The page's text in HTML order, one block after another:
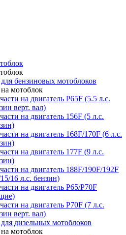
бензиновых мотоблоков
мотоблок
на двигатель P65F (5.5 л.с.
верт. вал)
на двигатель 156F (5 л.с.
на двигатель 168F/170F (6 л.с.
на двигатель 177F (9 л.с.
на двигатель 188F/190F/192F
16 л.с. бензин)
на двигатель P65/P70F
на двигатель P70F (7 л.с.
верт. вал)
дизельных мотоблоков
мотоблок